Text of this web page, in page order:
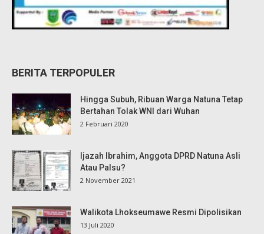
BERITA TERPOPULER
Hingga Subuh, Ribuan Warga Natuna Tetap
Bertahan Tolak WNI dari Wuhan
2 Februari 2020
Ijazah Ibrahim, Anggota DPRD Natuna Asli
Atau Palsu?
2 November 2021
Walikota Lhokseumawe Resmi Dipolisikan
13 Juli 2020